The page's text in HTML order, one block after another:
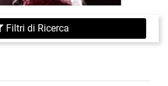
Filtri di Ricerca